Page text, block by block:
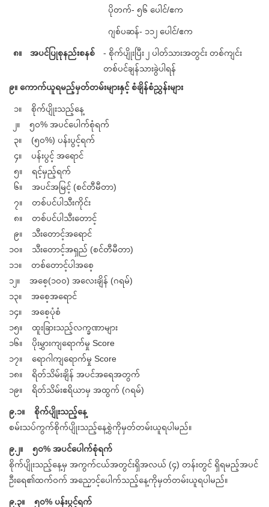
ပိုတက်- ၅၆ ပေါင်/ဧက
ဂျစ်ပဆန်- ၁၁၂ ပေါင်/ဧက
၈။ အပင်ပြုစုနည်းစနစ်
- စိုက်ပျိုးပြီး ၂ ပါတ်သားအတွင်း တစ်ကျင်း
တစ်ပင်ချန်သားခွဲပါရန်
၉။ ကောက်ယူရမည့်မှတ်တမ်းများနှင့် စံချိန်စံညွှန်းများ
၁။ စိုက်ပျိုးသည့်နေ့
၂။ ၅၀% အပင်ပေါက်စုံရက်
၃။ (၅၀%) ပန်းပွင့်ရက်
၄။ ပန်းပွင့် အရောင်
၅။ ရင့်မှည့်ရက်
၆။ အပင်အမြင့် (စင်တီမီတာ)
၇။ တစ်ပင်ပါသီးကိုင်း
၈။ တစ်ပင်ပါသီးတောင့်
၉။ သီးတောင့်အရောင်
၁၀။ သီးတောင့်အရှည် (စင်တီမီတာ)
၁၁။ တစ်တောင့်ပါအစေ့
၁၂။ အစေ့(၁၀၀) အလေးချိန် (ဂရမ်)
၁၃။ အစေ့အရောင်
၁၄။ အစေ့ပုံစံ
၁၅။ ထူးခြားသည့်လက္ခဏာများ
၁၆။ ပိုးမွှားကျရောက်မှု Score
၁၇။ ရောဂါကျရောက်မှု Score
၁၈။ ရိတ်သိမ်းချိန် အပင်အရေအတွက်
၁၉။ ရိတ်သိမ်းဧရိယာမှ အထွက် (ဂရမ်)
၉.၁။ စိုက်ပျိုးသည့်နေ့
စမ်းသပ်ကွက်စိုက်ပျိုးသည့်နေ့စွဲကိုမှတ်တမ်းယူရပါမည်။
၉.၂။ ၅၀% အပင်ပေါက်စုံရက်
စိုက်ပျိုးသည့်နေ့မှ အကွက်ငယ်အတွင်းရှိအလယ် (၄) တန်းတွင် ရှိရမည့်အပင်
ဦးရေ၏ထက်ဝက် အညှောင့်ပေါက်သည့်နေ့ကိုမှတ်တမ်းယူရပါမည်။
၉.၃။ ၅၀% ပန်းပွင့်ရက်